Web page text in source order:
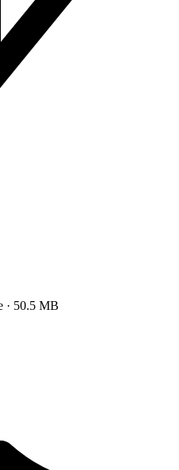
· 50.5 MB